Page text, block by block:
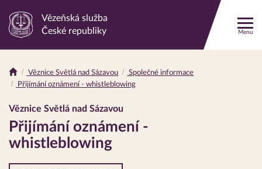
Odkaz
stránku
Vězeňská služba
České republiky
Menu
Drobečková
Věznice Světlá nad Sázavou
Společné informace
Přijímání oznámení - whistleblowing
Věznice Světlá nad Sázavou
Přijímání oznámení -
whistleblowing